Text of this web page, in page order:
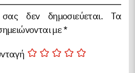
δεν δημοσιεύεται.
Τα
με*